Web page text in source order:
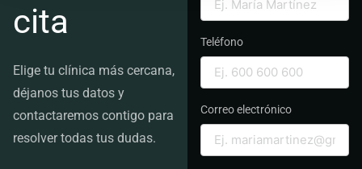
cita
Elige tu clínica más cercana,
déjanos tus datos y
contactaremos contigo para
resolver todas tus dudas.
Teléfono
Correo electrónico